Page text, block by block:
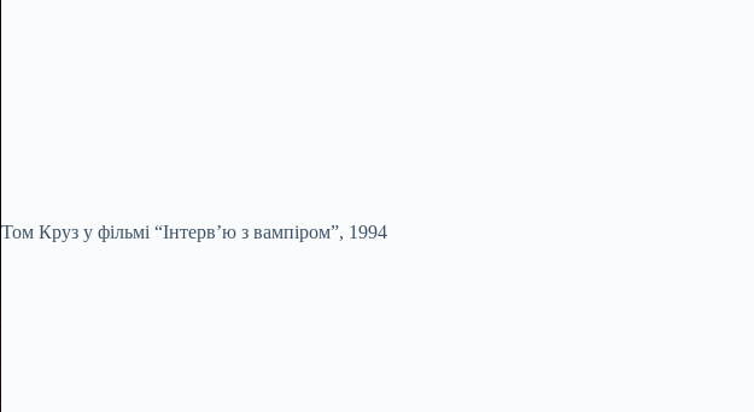
Том Круз у фільмі “Інтерв’ю з вампіром”, 1994